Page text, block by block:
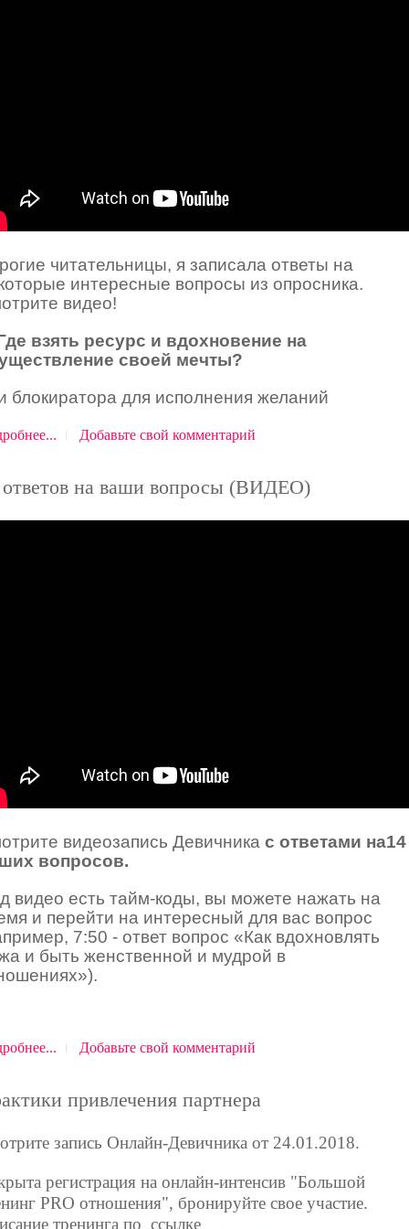
читательницы, я записала ответы на
интересные вопросы из опросника.
видео!
взять ресурс и вдохновение на
своей мечты?
блокиратора для исполнения желаний
Добавьте свой комментарий
на ваши вопросы (ВИДЕО)
видеозапись Девичника с ответами на14
вопросов.
видео есть тайм-коды, вы можете нажать на
и перейти на интересный для вас вопрос
7:50 - ответ вопрос «Как вдохновлять
и быть женственной и мудрой в
Добавьте свой комментарий
привлечения партнера
запись Онлайн-Девичника от 24.01.2018.
регистрация на онлайн-интенсив "Большой
PRO отношения", бронируйте свое участие.
тренинга по ссылке